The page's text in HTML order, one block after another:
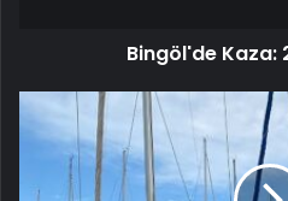
Bingöl'de Kaza: